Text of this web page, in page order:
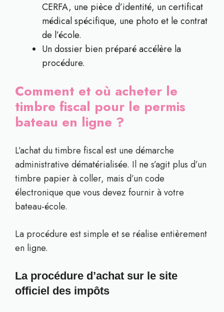
CERFA, une pièce d’identité, un certificat
médical spécifique, une photo et le contrat
de l’école.
Un dossier bien préparé accélère la
procédure.
Comment et où acheter le
timbre fiscal pour le permis
bateau en ligne ?
L’achat du timbre fiscal est une démarche
administrative dématérialisée. Il ne s’agit plus d’un
timbre papier à coller, mais d’un code
électronique que vous devez fournir à votre
bateau-école.
La procédure est simple et se réalise entièrement
en ligne.
La procédure d’achat sur le site
officiel des impôts